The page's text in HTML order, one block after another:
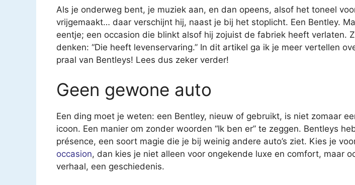
Als je onderweg bent, je muziek aan, en dan opeens, alsof het toneel
vrijgemaakt… daar verschijnt hij, naast je bij het stoplicht. Een Bentley.
eentje; een occasion die blinkt alsof hij zojuist de fabriek heeft verlaten.
denken: “Die heeft levenservaring.” In dit artikel ga ik je meer vertellen
praal van Bentleys! Lees dus zeker verder!
Geen gewone auto
Een ding moet je weten: een Bentley, nieuw of gebruikt, is niet zomaar
icoon. Een manier om zonder woorden “Ik ben er” te zeggen. Bentleys
présence, een soort magie die je bij weinig andere auto’s ziet. Kies je
occasion, dan kies je niet alleen voor ongekende luxe en comfort, maar
verhaal, een geschiedenis.